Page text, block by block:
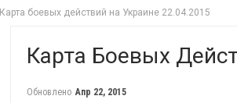
Карта боевых действий на Украине 22.04.2015
Карта Боевых
Обновлено Апр 22, 2015